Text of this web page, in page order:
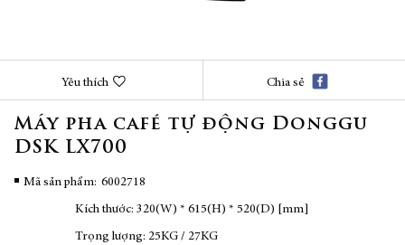
phần
đầu
của
viện
Yêu thích Chia sẻ
Máy pha café tự động Donggu
DSK LX700
Mã sản phẩm 6002718
Kích thước: 320(W) * 615(H) * 520(D) [mm]
Trọng lượng: 25KG / 27KG